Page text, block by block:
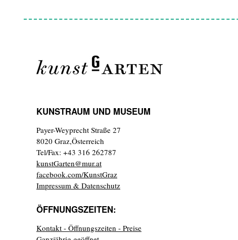
KUNSTRAUM UND MUSEUM
Payer-Weyprecht Straße 27
8020 Graz,Österreich
Tel/Fax: +43 316 262787
kunstGarten@mur.at
facebook.com/KunstGraz
Impressum & Datenschutz
ÖFFNUNGSZEITEN:
Kontakt - Öffnungszeiten - Preise